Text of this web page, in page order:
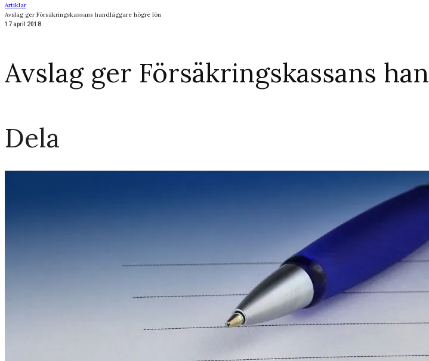
Artiklar
Avslag ger Försäkringskassans handläggare högre lön
17 april 2018
Avslag ger Försäkringskassans
Dela